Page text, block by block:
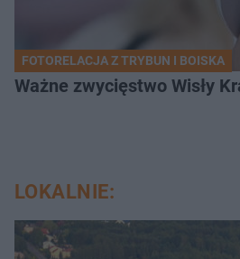
FOTORELACJA Z TRYBUN I BOISKA
Ważne zwycięstwo Wisły
LOKALNIE: